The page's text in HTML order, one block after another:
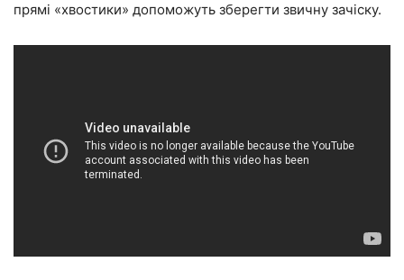
прямі «хвостики» допоможуть зберегти звичну зачіску.